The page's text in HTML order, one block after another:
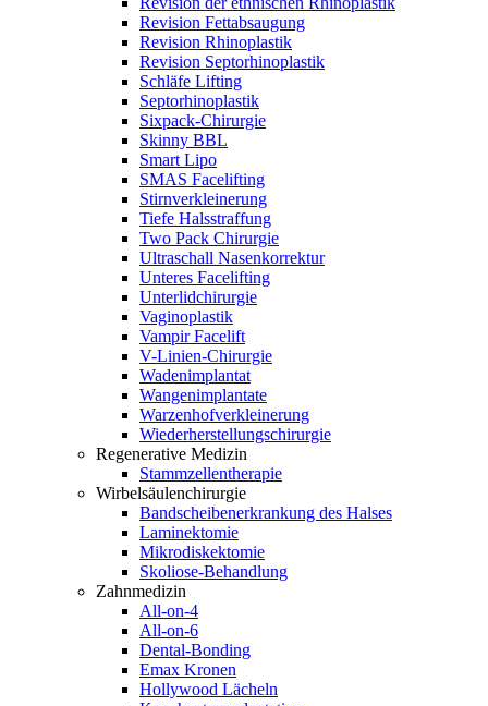
Revision Fettabsaugung
Revision Rhinoplastik
Revision Septorhinoplastik
Schläfe Lifting
Septorhinoplastik
Sixpack-Chirurgie
Skinny BBL
Smart Lipo
SMAS Facelifting
Stirnverkleinerung
Tiefe Halsstraffung
Two Pack Chirurgie
Ultraschall Nasenkorrektur
Unteres Facelifting
Unterlidchirurgie
Vaginoplastik
Vampir Facelift
V-Linien-Chirurgie
Wadenimplantat
Wangenimplantate
Warzenhofverkleinerung
Wiederherstellungschirurgie
Regenerative Medizin
Stammzellentherapie
Wirbelsäulenchirurgie
Bandscheibenerkrankung des Halses
Laminektomie
Mikrodiskektomie
Skoliose-Behandlung
Zahnmedizin
All-on-4
All-on-6
Dental-Bonding
Emax Kronen
Hollywood Lächeln